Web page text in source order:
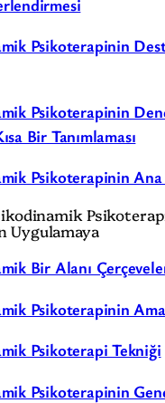
Psikoterapinin
Psikoterapinin
Bir Tanımlaması
Psikoterapinin
Uygulamaya
Bir Alanı
Psikoterapinin
Psikoterapi Tekniği
Psikoterapinin